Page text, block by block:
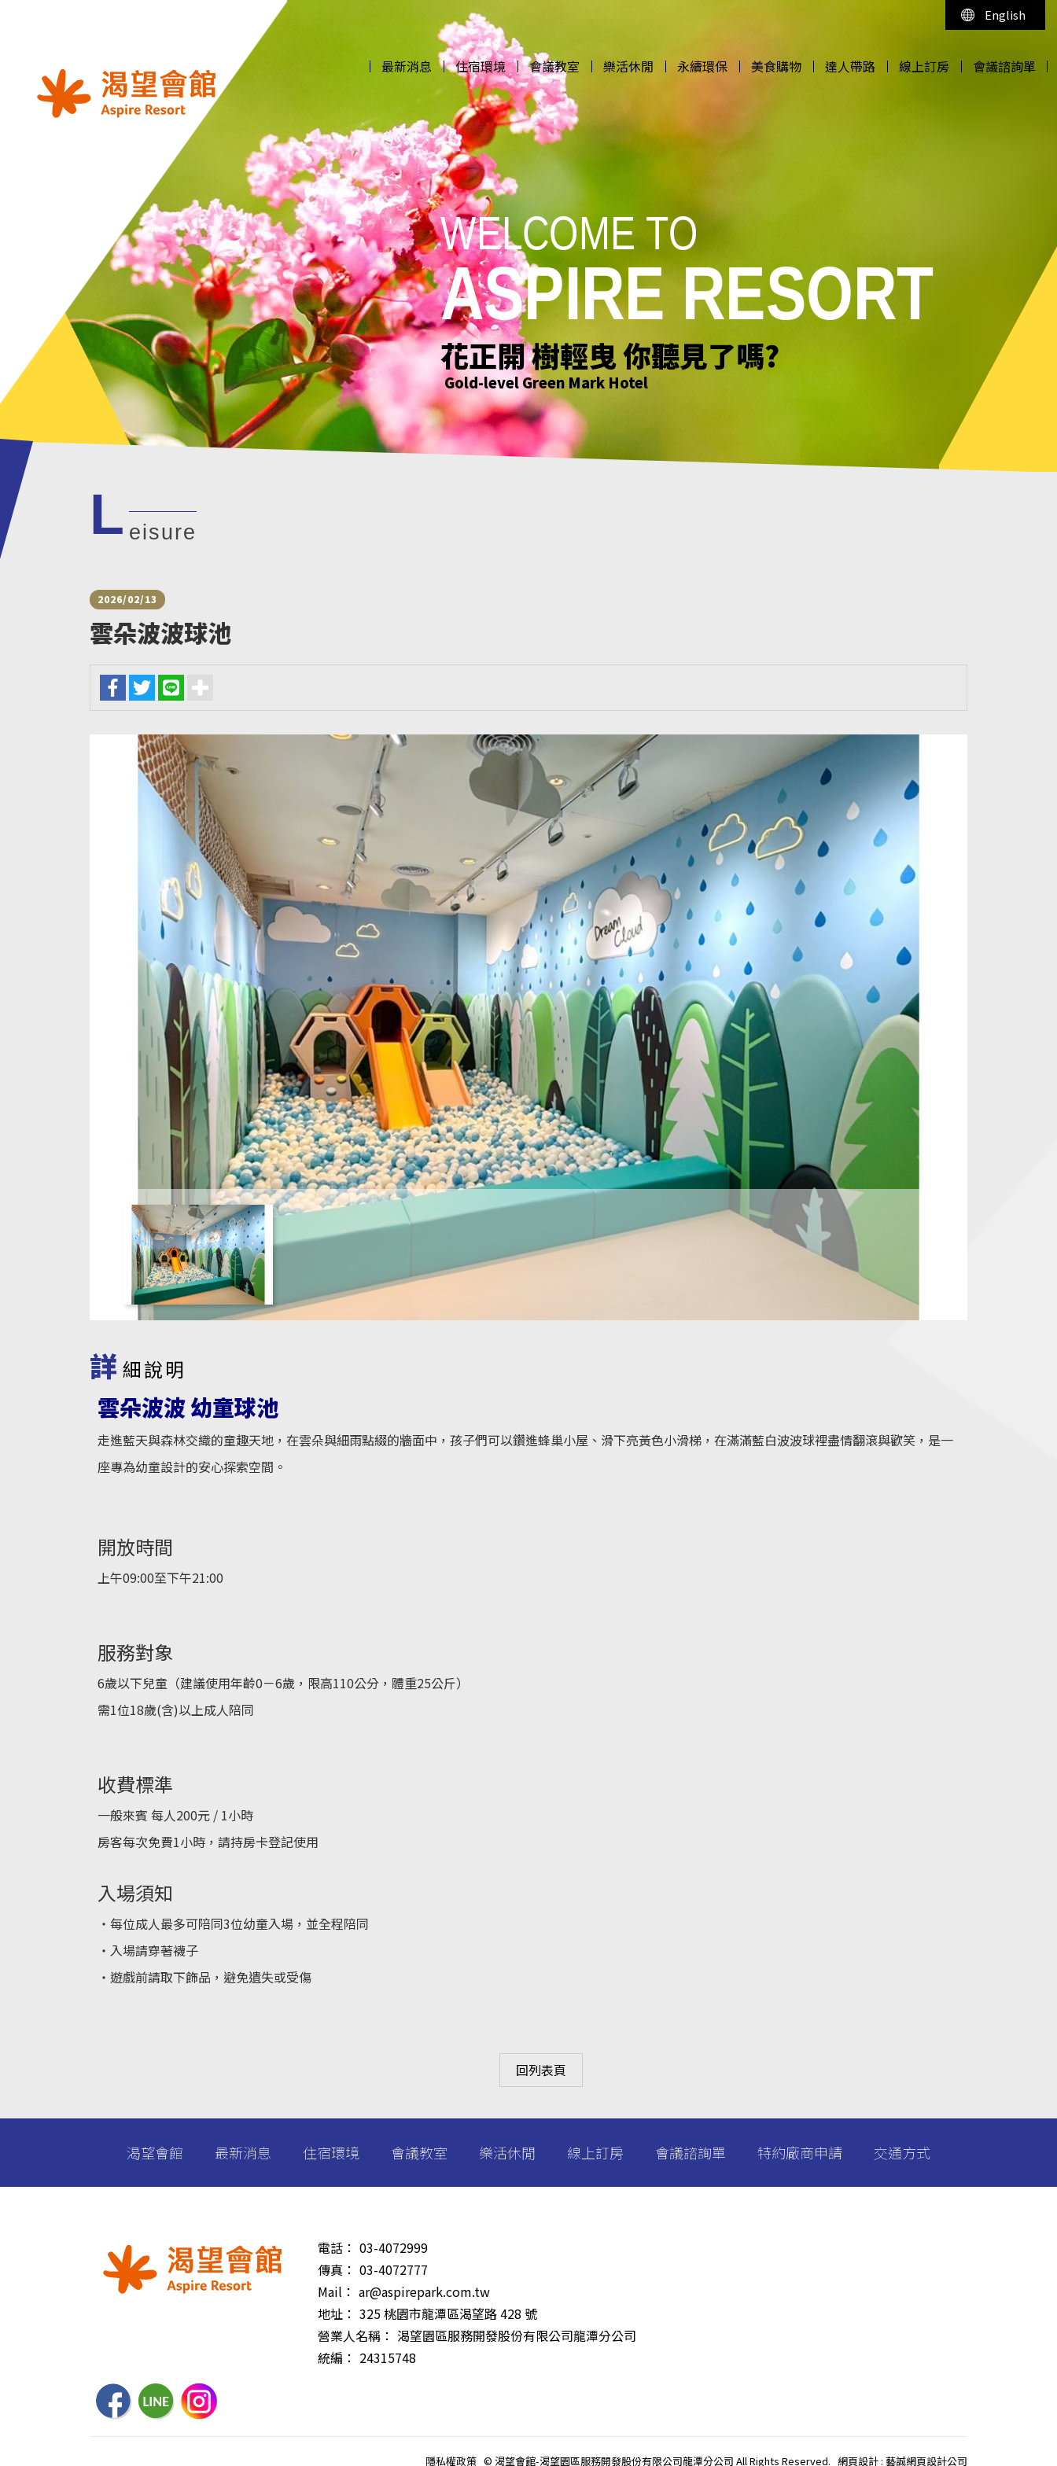
最新消息
住宿環境
住宿環境
會議教室
樂活休閒
永續環保
美食購物
達人帶路
線上訂房
會議諮詢單
English
WELCOME TO
ASPIRE RESORT
花正開 樹輕曳 你聽見了嗎?
Gold-level Green Mark Hotel
WELCOME TO
ASPIRE RESORT
只要席地而坐 小確幸不用等待
Gold-level Green Mark Hotel
WELCOME TO
ASPIRE RESORT
綠意萌動迎朝曦
Gold-level Green Mark Hotel
WELCOME TO
ASPIRE RESORT
花正開 樹輕曳 你聽見了嗎?
Gold-level Green Mark Hotel
L eisure
2026/02/13
雲朵波波球池
詳 細說明
雲朵波波 幼童球池
走進藍天與森林交織的童趣天地，在雲朵與細雨點綴的牆面中，孩子們可以鑽進蜂巢小屋、滑下亮黃色小滑梯，在滿滿藍白波波球裡盡情翻滾與歡笑，是一
座專為幼童設計的安心探索空間。
開放時間
上午09:00至下午21:00
服務對象
6歲以下兒童（建議使用年齡0－6歲，限高110公分，體重25公斤）
需1位18歲(含)以上成人陪同
收費標準
一般來賓 每人200元 / 1小時
房客每次免費1小時，請持房卡登記使用
入場須知
・每位成人最多可陪同3位幼童入場，並全程陪同
・入場請穿著襪子
・遊戲前請取下飾品，避免遺失或受傷
回列表頁
渴望會館 最新消息 住宿環境 會議教室 樂活休閒 線上訂房 會議諮詢單 特約廠商申請 交通方式
電話： 03-4072999
傳真： 03-4072777
Mail： ar@aspirepark.com.tw
地址： 325 桃園市龍潭區渴望路 428 號
營業人名稱： 渴望園區服務開發股份有限公司龍潭分公司
統編： 24315748
隱私權政策 © 渴望會館-渴望園區服務開發股份有限公司龍潭分公司 All Rights Reserved. 網頁設計 : 藝誠網頁設計公司